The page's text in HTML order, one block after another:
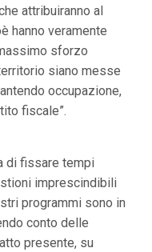
attribuiranno al
hanno veramente
sforzo
siano messe
occupazione,
fiscale”.
di fissare tempi
imprescindibili
programmi sono in
conto delle
presente, su